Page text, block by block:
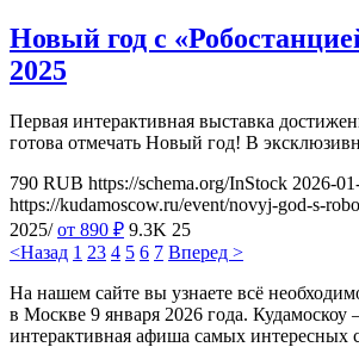
Новый год с
2025
Первая интерактивная выставка
готова отмечать Новый год! В
790 RUB https://schema.org/InStock 2026-
https://kudamoscow.ru/event/novyj-god-s-
2025/ от 890 ₽ 9.3K 25
<Назад 1 23 4 5 6 7 Вперед >
На нашем сайте вы узнаете всё
в Москве 9 января 2026 года. Кудамоскоу
интерактивная афиша самых